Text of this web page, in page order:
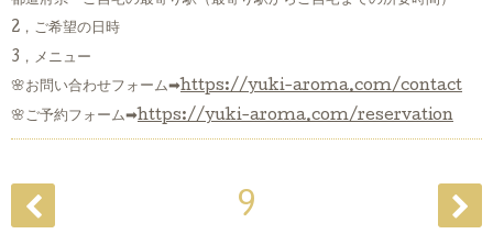
2，ご希望の日時
3，メニュー
🌸お問い合わせフォーム➡https://yuki-aroma.com/contact
🌸ご予約フォーム➡https://yuki-aroma.com/reservation
9